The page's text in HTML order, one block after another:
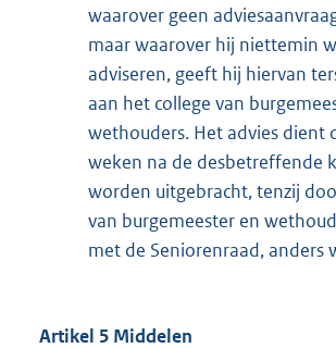
waarover geen
maar waarover hij niettemin
adviseren, geeft hij hiervan
aan het college van
wethouders. Het advies dient
weken na de desbetreffende
worden uitgebracht, tenzij
van burgemeester en
met de Seniorenraad, anders
Artikel 5 Middelen